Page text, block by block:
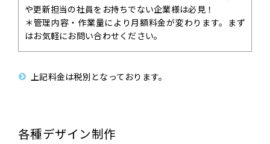
や更新担当の社員をお持ちでない企業様は必見！
＊管理内容・作業量により月額料金が変わります。まず
はお気軽にお問い合わせください。
上記料金は税別となっております。
各種デザイン制作